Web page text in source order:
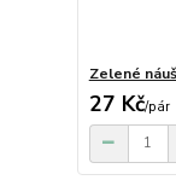
Zelené
27 Kč/pár